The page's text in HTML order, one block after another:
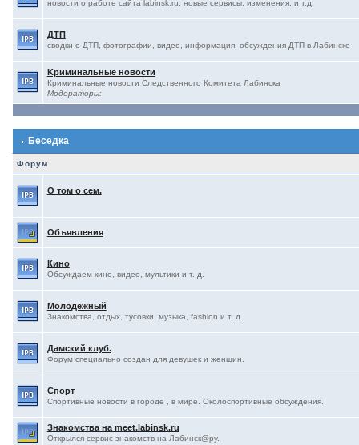
новости о работе сайта labinsk.ru, новые сервисы, изменения, и т.д.
ДТП
сводки о ДТП, фотографии, видео, информация, обсуждения ДТП в Лабинске
Kриминальные новости
Криминальные новости Следственного Комитета Лабинска
Модераторы:
Беседка
Форум
О том о сем.
Объявления
Кино
Обсуждаем кино, видео, мультики и т. д.
Молодежный
Знакомства, отдых, тусовки, музыка, fashion и т. д.
Дамский клуб.
Форум специально создан для девушек и женщин.
Спорт
Спортивные новости в городе , в мире. Околоспортивные обсуждения.
Знакомства на meet.labinsk.ru
Открылся сервис знакомств на Лабинск@ру.